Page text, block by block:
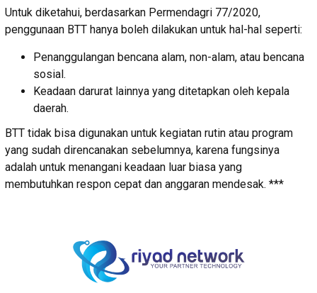
Untuk diketahui, berdasarkan Permendagri 77/2020,
penggunaan BTT hanya boleh dilakukan untuk hal-hal seperti:
Penanggulangan bencana alam, non-alam, atau bencana
sosial.
Keadaan darurat lainnya yang ditetapkan oleh kepala
daerah.
BTT tidak bisa digunakan untuk kegiatan rutin atau program
yang sudah direncanakan sebelumnya, karena fungsinya
adalah untuk menangani keadaan luar biasa yang
membutuhkan respon cepat dan anggaran mendesak. ***